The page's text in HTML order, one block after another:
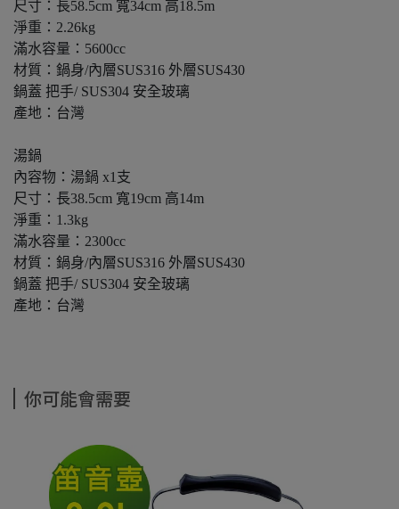
尺寸：長58.5cm 寬34cm 高18.5m
淨重：2.26kg
滿水容量：5600cc
材質：鍋身/內層SUS316 外層SUS430
鍋蓋 把手/ SUS304 安全玻璃
產地：台灣
湯鍋
內容物：湯鍋 x1支
尺寸：長38.5cm 寬19cm 高14m
淨重：1.3kg
滿水容量：2300cc
材質：鍋身/內層SUS316 外層SUS430
鍋蓋 把手/ SUS304 安全玻璃
產地：台灣
你可能會需要